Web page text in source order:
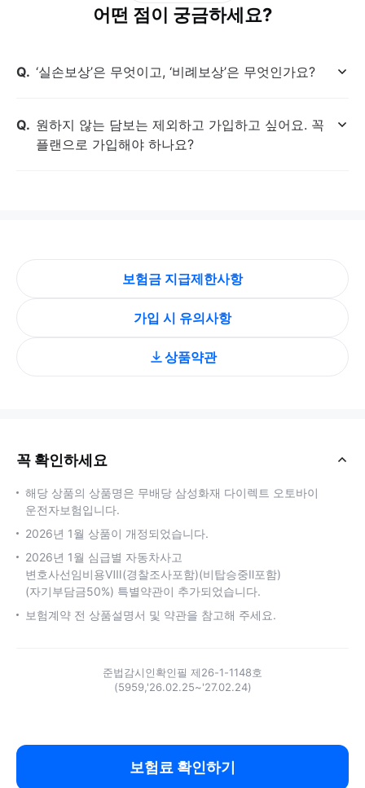
어떤 점이 궁금하세요?
‘실손보상’은 무엇이고, ‘비례보상’은 무엇인가요?
원하지 않는 담보는 제외하고 가입하고 싶어요. 꼭
플랜으로 가입해야 하나요?
보험금 지급제한사항
가입 시 유의사항
상품약관
꼭 확인하세요
해당 상품의 상품명은 무배당 삼성화재 다이렉트 오토바이
운전자보험입니다.
2026년 1월 상품이 개정되었습니다.
2026년 1월 심급별 자동차사고
변호사선임비용Ⅷ(경찰조사포함)(비탑승중Ⅱ포함)
(자기부담금50%) 특별약관이 추가되었습니다.
보험계약 전 상품설명서 및 약관을 참고해 주세요.
준법감시인확인필 제26-1-1148호
(5959,'26.02.25~'27.02.24)
보험료 확인하기